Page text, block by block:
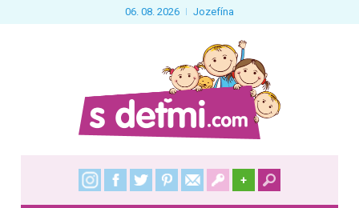
06. 08. 2026 Jozefína
+